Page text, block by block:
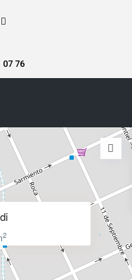
07 76
2